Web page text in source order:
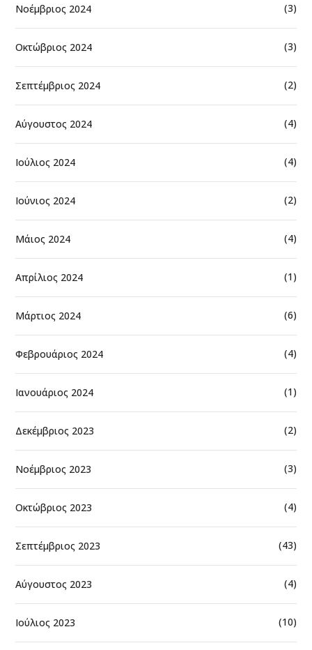
Νοέμβριος 2024 (3)
Οκτώβριος 2024 (3)
Σεπτέμβριος 2024 (2)
Αύγουστος 2024 (4)
Ιούλιος 2024 (4)
Ιούνιος 2024 (2)
Μάιος 2024 (4)
Απρίλιος 2024 (1)
Μάρτιος 2024 (6)
Φεβρουάριος 2024 (4)
Ιανουάριος 2024 (1)
Δεκέμβριος 2023 (2)
Νοέμβριος 2023 (3)
Οκτώβριος 2023 (4)
Σεπτέμβριος 2023 (43)
Αύγουστος 2023 (4)
Ιούλιος 2023 (10)